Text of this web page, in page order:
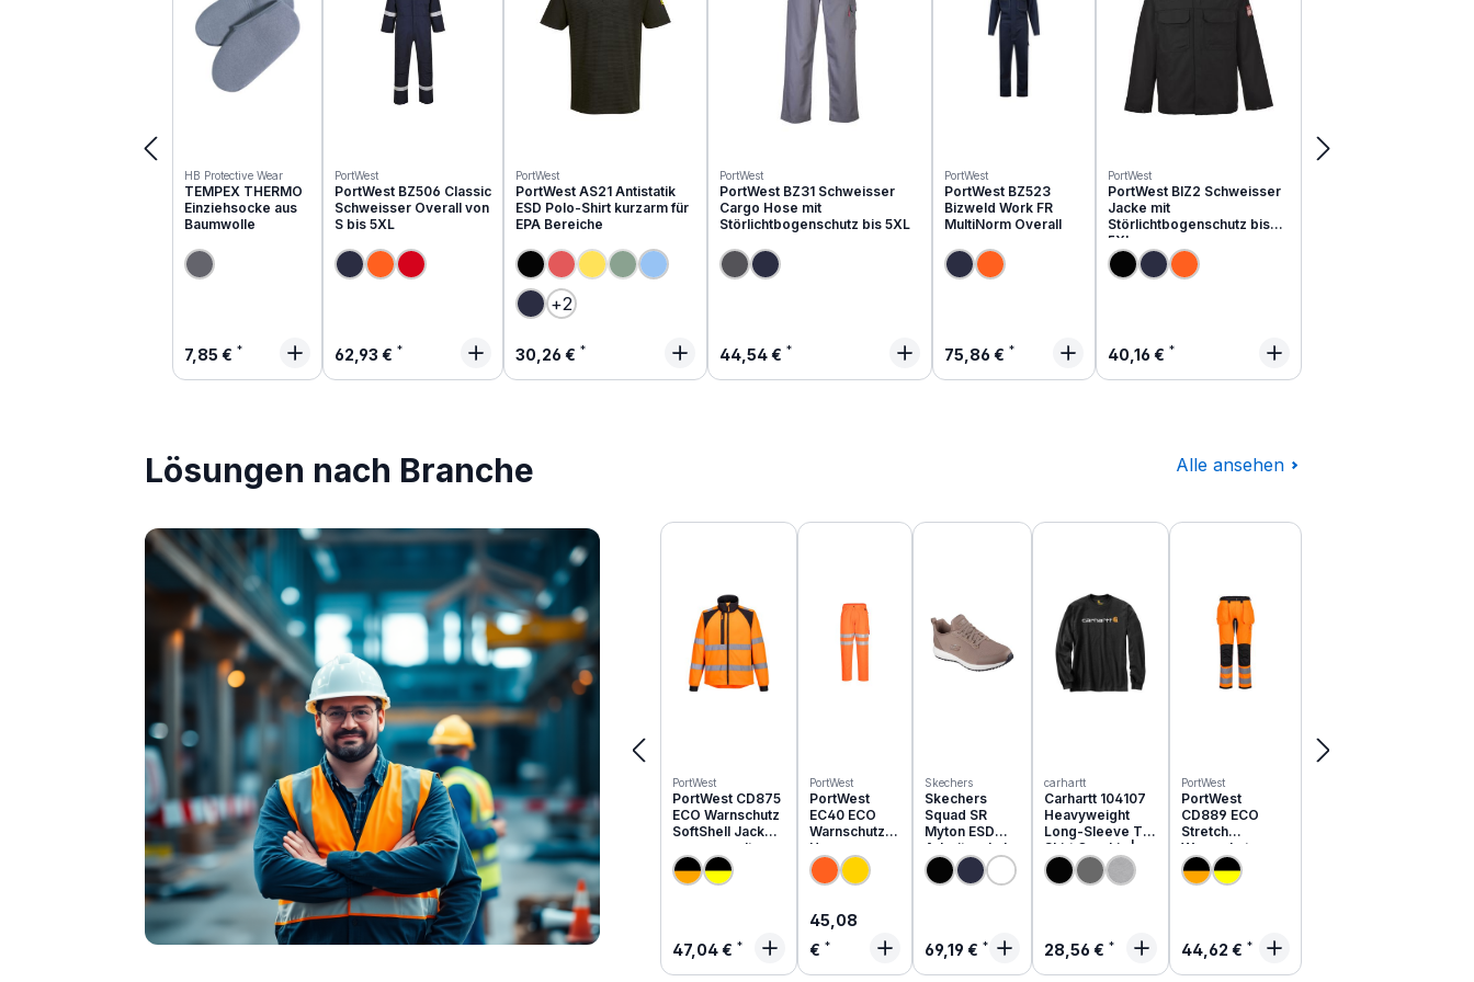
HB Protective Wear
TEMPEX THERMO
Einziehsocke aus
Baumwolle
Regulärer Preis:
7,85 €
PortWest
PortWest BZ506 Classic
Schweisser Overall von
S bis 5XL
Regulärer Preis:
62,93 €
PortWest
PortWest AS21 Antistatik
ESD Polo-Shirt kurzarm für
EPA Bereiche
(Diese Option ist zurzeit nicht verfügbar.)
(Diese Option ist zurzeit nicht verfügbar.)
(Diese Option ist zurzeit nicht verfügbar.)
+2
Regulärer Preis:
30,26 €
PortWest
PortWest BZ31 Schweisser
Cargo Hose mit
Störlichtbogenschutz bis 5XL
Regulärer Preis:
44,54 €
PortWest
PortWest BZ523
Bizweld Work FR
MultiNorm Overall
Regulärer Preis:
75,86 €
PortWest
PortWest BIZ2 Schweisser
Jacke mit
Störlichtbogenschutz bis
5XL
Regulärer Preis:
40,16 €
Lösungen nach Branche Alle ansehen
Produktgalerie überspringen
PortWest
PortWest CD875
ECO Warnschutz
SoftShell Jacke
aus recyceltem
PES
Regulärer Preis:
47,04 €
PortWest
PortWest
EC40 ECO
Warnschutz
Hose aus
recyceltem
PES
Regulärer Preis:
45,08
€
Skechers
Skechers
Squad SR
Myton ESD
Arbeitsschuhe
O1 | 200051EC
Regulärer Preis:
69,19 €
carhartt
Carhartt 104107
Heavyweight
Long-Sleeve T-
Shirt Graphic |
relaxed fit
Regulärer Preis:
28,56 €
PortWest
PortWest
CD889 ECO
Stretch
Warnschutz
Hose aus
recyceltem PES
Regulärer Preis:
44,62 €